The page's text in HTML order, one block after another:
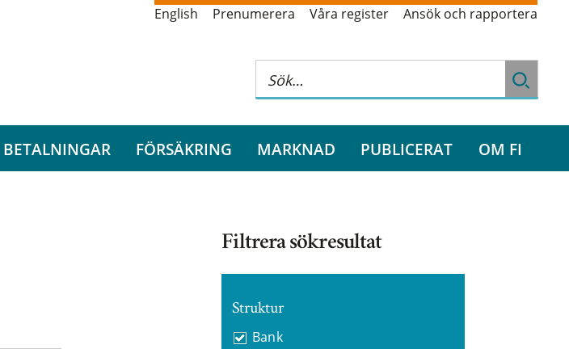
English Prenumerera Våra register Ansök och rapportera
BETALNINGAR FÖRSÄKRING MARKNAD PUBLICERAT OM FI
Filtrera sökresultat
Struktur
Bank